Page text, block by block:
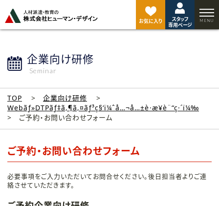
お気に入り
スタッフ
専用ページ
企業向け研修
Seminar
TOP
企業向け研修
Webãƒ»DTPãƒ‡ã‚¶ã‚¤ãƒ³ç§‘ï¼ˆå…¬å…±è·æ¥­è¨“ç·´ï¼‰
ご予約・お問い合わせフォーム
ご予約・お問い合わせフォーム
必要事項をご入力いただいてお問合せください。後日担当者よりご連
絡させていただきます。
ジ
ト